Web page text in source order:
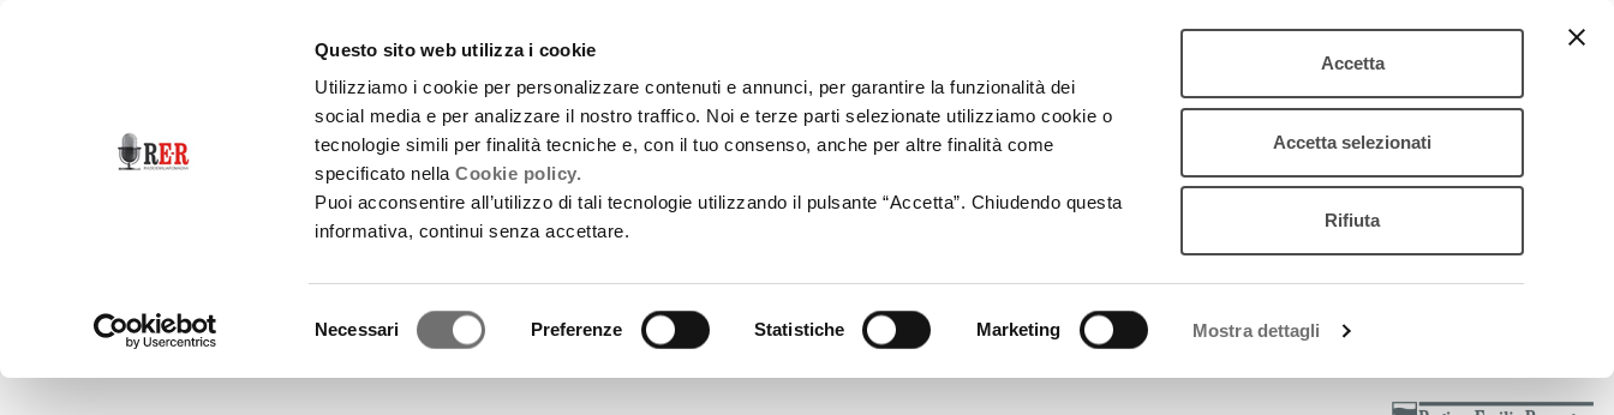
Questo sito web utilizza i cookie
Utilizziamo i cookie per personalizzare contenuti e annunci, per garantire la funzionalità dei
social media e per analizzare il nostro traffico. Noi e terze parti selezionate utilizziamo cookie o
tecnologie simili per finalità tecniche e, con il tuo consenso, anche per altre finalità come
specificato nellaCookie policy.
Puoi acconsentire all’utilizzo di tali tecnologie utilizzando il pulsante “Accetta”. Chiudendo questa
informativa, continui senza accettare.
Necessari Preferenze Statistiche Marketing Mostra dettagli
Accetta
Accetta selezionati
Rifiuta